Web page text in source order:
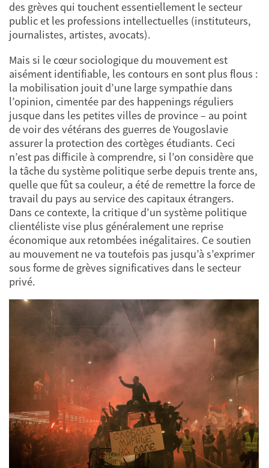
des grèves qui touchent essentiellement le secteur
public et les professions intellectuelles (instituteurs,
journalistes, artistes, avocats).
Mais si le cœur sociologique du mouvement est
aisément identifiable, les contours en sont plus flous :
la mobilisation jouit d’une large sympathie dans
l’opinion, cimentée par des happenings réguliers
jusque dans les petites villes de province – au point
de voir des vétérans des guerres de Yougoslavie
assurer la protection des cortèges étudiants. Ceci
n’est pas difficile à comprendre, si l’on considère que
la tâche du système politique serbe depuis trente ans,
quelle que fût sa couleur, a été de remettre la force de
travail du pays au service des capitaux étrangers.
Dans ce contexte, la critique d’un système politique
clientéliste vise plus généralement une reprise
économique aux retombées inégalitaires. Ce soutien
au mouvement ne va toutefois pas jusqu’à s’exprimer
sous forme de grèves significatives dans le secteur
privé.